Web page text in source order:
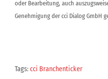
oder Bearbeitung, auch
Genehmigung der cci Dialog GmbH
Tags:cci Branchenticker